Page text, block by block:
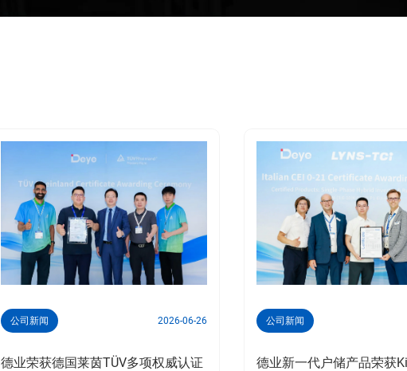
公司新闻 2026-06-26
德业荣获德国莱茵TÜV多项权威认证
公司新闻
德业新一代户储产品荣获